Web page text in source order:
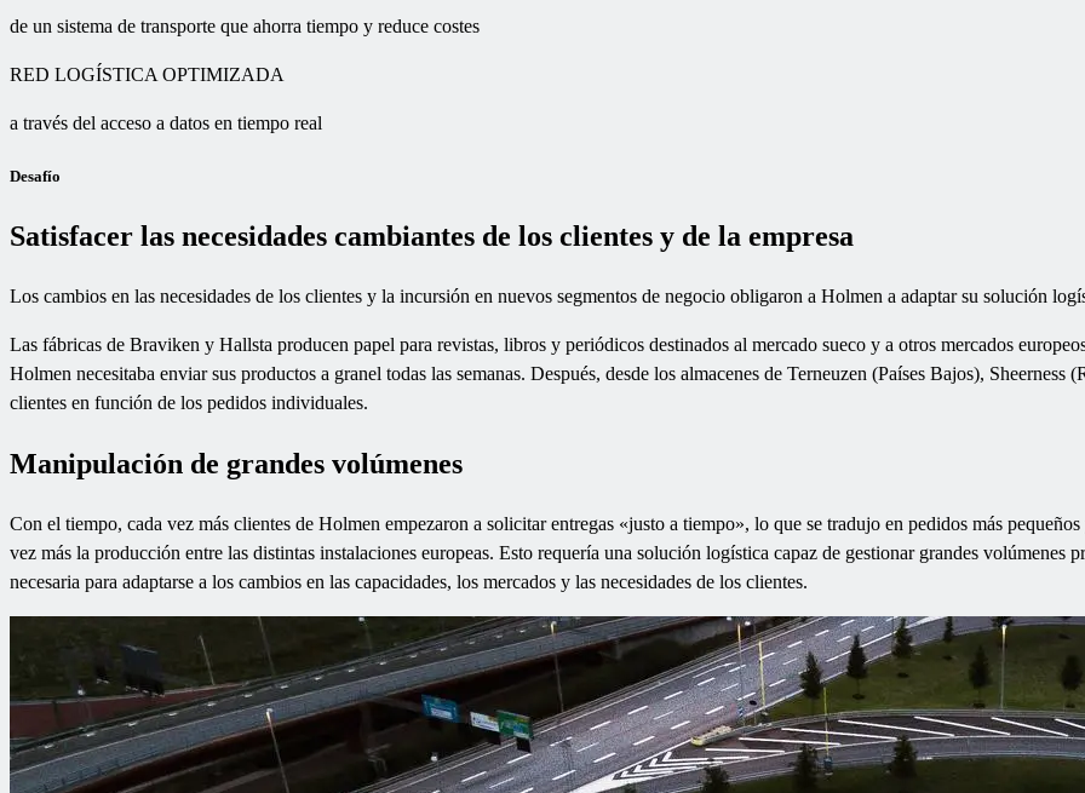
de un sistema de transporte que ahorra tiempo y reduce costes
RED LOGÍSTICA OPTIMIZADA
a través del acceso a datos en tiempo real
Desafío
Satisfacer las necesidades cambiantes de los clientes y de la empresa
Los cambios en las necesidades de los clientes y la incursión en nuevos segmentos de negocio obligaron a Holmen a adaptar su solución
Las fábricas de Braviken y Hallsta producen papel para revistas, libros y periódicos destinados al mercado sueco y a otros mercados
Holmen necesitaba enviar sus productos a granel todas las semanas. Después, desde los almacenes de Terneuzen (Países Bajos),
clientes en función de los pedidos individuales.
Manipulación de grandes volúmenes
Con el tiempo, cada vez más clientes de Holmen empezaron a solicitar entregas «justo a tiempo», lo que se tradujo en pedidos más
vez más la producción entre las distintas instalaciones europeas. Esto requería una solución logística capaz de gestionar grandes
necesaria para adaptarse a los cambios en las capacidades, los mercados y las necesidades de los clientes.